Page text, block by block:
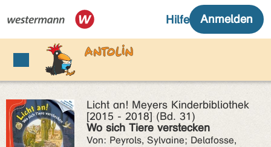
Licht an! Meyers Kinderbibliothek
[2015 - 2018] (Bd. 31)
Wo sich Tiere verstecken
Von: Peyrols, Sylvaine; Delafosse,